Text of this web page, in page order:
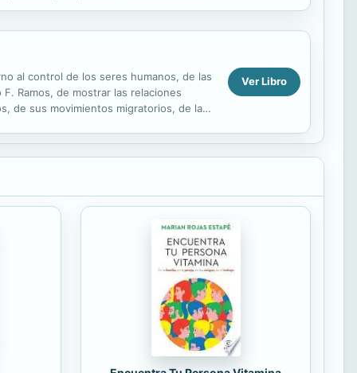
al control de los seres humanos, de las
Ramos, de mostrar las relaciones
de sus movimientos migratorios, de la
Ver Libro